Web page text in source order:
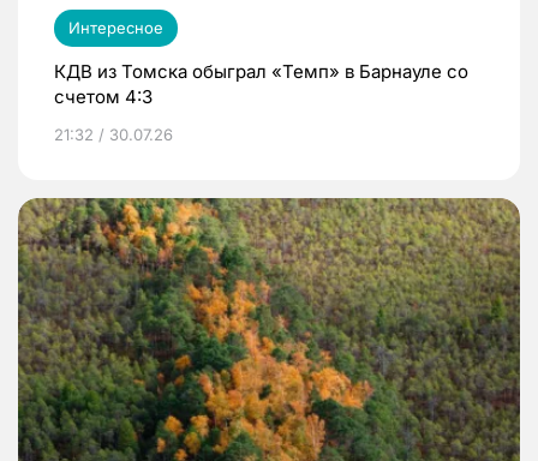
Интересное
КДВ из Томска обыграл «Темп» в Барнауле со
счетом 4:3
21:32 / 30.07.26